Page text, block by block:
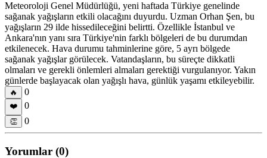
Meteoroloji Genel Müdürlüğü, yeni haftada Türkiye genelinde
sağanak yağışların etkili olacağını duyurdu. Uzman Orhan Şen, bu
yağışların 29 ilde hissedileceğini belirtti. Özellikle İstanbul ve
Ankara'nın yanı sıra Türkiye'nin farklı bölgeleri de bu durumdan
etkilenecek. Hava durumu tahminlerine göre, 5 ayrı bölgede
sağanak yağışlar görülecek. Vatandaşların, bu süreçte dikkatli
olmaları ve gerekli önlemleri almaları gerektiği vurgulanıyor. Yakın
günlerde başlayacak olan yağışlı hava, günlük yaşamı etkileyebilir.
🔥 0
❤️ 0
👏 0
Yorumlar (0)